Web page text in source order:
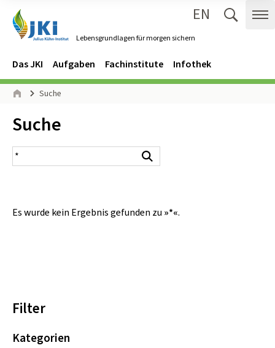
Lebensgrundlagen für morgen sichern
EN
Navigation
Hauptmenü
Das JKI Aufgaben Fachinstitute Infothek
Seitenpfad
Suche
Inhalt:
Suche
Suchergebnis
Es wurde kein Ergebnis gefunden zu »*«.
Filter
Kategorien